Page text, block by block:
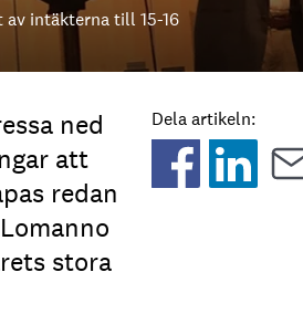
intäkterna till 15-16
ned
att
redan
stora
Dela artikeln: